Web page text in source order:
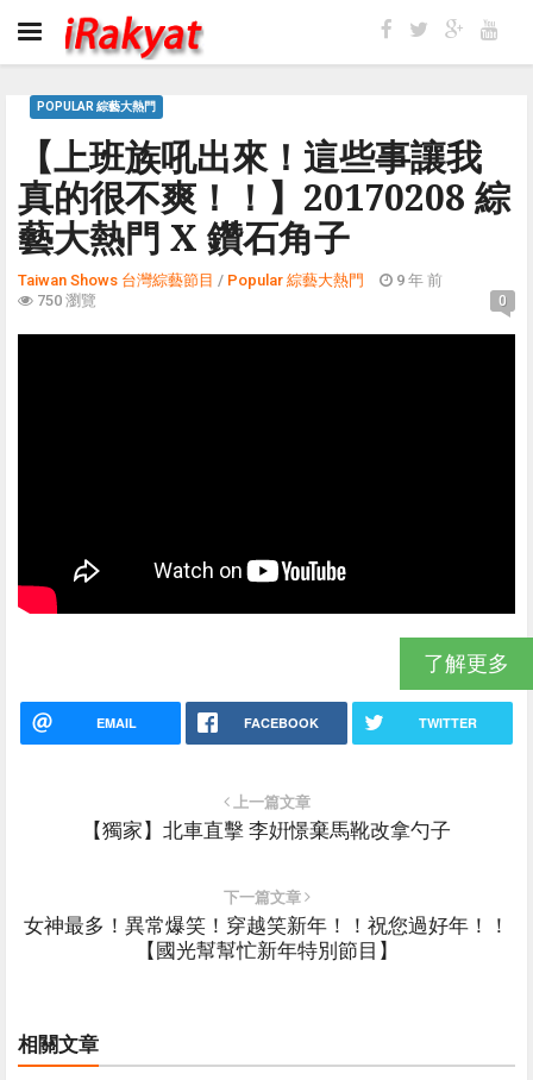
【上班族吼出來！這些事讓我
真的很不爽！！】20170208 綜
藝大熱門 X 鑽石角子
POPULAR 綜藝大熱門
Taiwan Shows 台灣綜藝節目 / Popular 綜藝大熱門
9 年 前
750 瀏覽
0
了解更多
EMAIL FACEBOOK TWITTER
上一篇文章
【獨家】北車直擊 李姸憬棄馬靴改拿勺子
下一篇文章
女神最多！異常爆笑！穿越笑新年！！祝您過好年！！
【國光幫幫忙新年特別節目】
相關文章